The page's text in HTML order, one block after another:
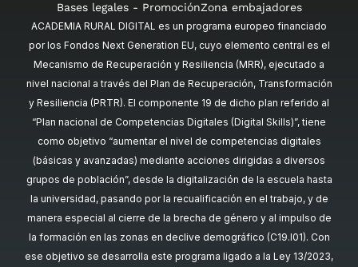
Bases legales - PromociónZona embajadores
ACADEMIA RURAL DIGITAL es un programa europeo financiado
por los Fondos Next Generation EU, cuyo elemento central es el
Mecanismo de Recuperación y Resiliencia (MRR), ejecutado a
nivel nacional a través del Plan de Recuperación, Transformación
y Resiliencia (PRTR). El componente 19 de dicho plan referido al
“Plan nacional de Competencias Digitales (Digital Skills)”, tiene
como objetivo “aumentar el nivel de competencias digitales
(básicas y avanzadas) mediante acciones dirigidas a diversos
grupos de población”, desde la digitalización de la escuela hasta
la universidad, pasando por la recualificación en el trabajo, y de
manera especial al cierre de la brecha de género y al impulso de
la formación en las zonas en declive demográfico (C19.I01). Con
ese objetivo se desarrolla este programa ligado a la Ley 13/2023,